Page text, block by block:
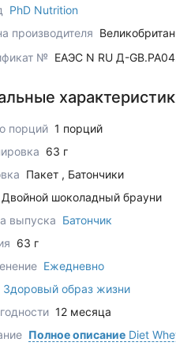
PhD Nutrition
производителя
№ ЕАЭС N RU Д-
порций 1 порций
63 г
Пакет , Батончики
Двойной шоколадный брауни
выпуска Батончик
63 г
Ежедневно
Здоровый образ жизни
12 месяца
Полное описаниеDiet